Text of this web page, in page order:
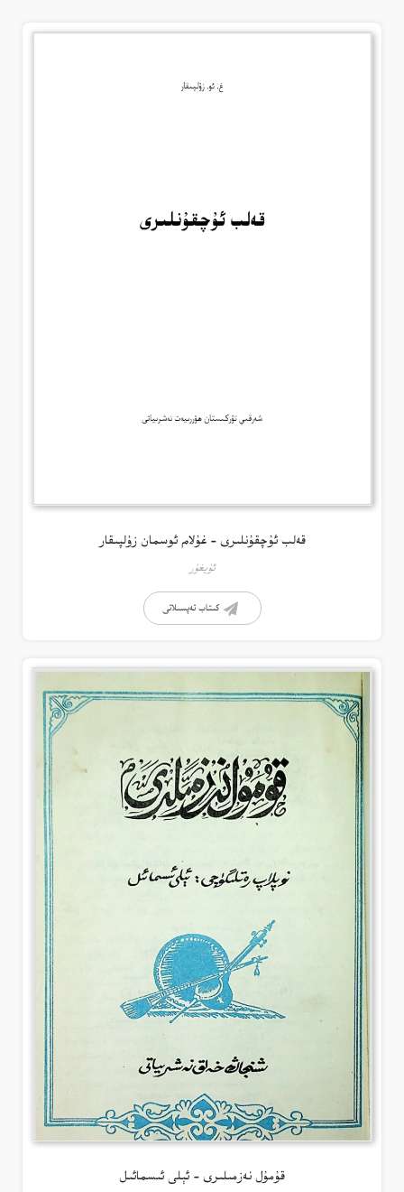
قەلب ئۇچقۇنلىرى – غۇلام ئوسمان زۇلپىقار
ئۇيغۇر
كىتاب تەپسىلاتى
قۇمۇل نەزمىلىرى – ئېلى ئىسمائىل